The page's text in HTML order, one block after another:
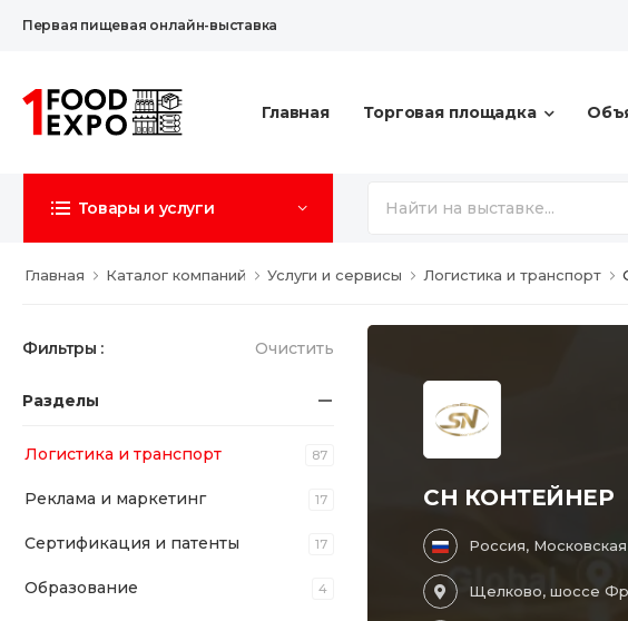
Первая пищевая онлайн-выставка
Главная Торговая площадка
Товары и услуги
Главная Каталог компаний Услуги и сервисы Логистика и транспорт
Фильтры : Очистить
Разделы
Логистика и транспорт 87
Реклама и маркетинг 17
Сертификация и патенты 17
Образование 4
СН КОНТЕЙНЕР
Россия,
Щелково, шоссе